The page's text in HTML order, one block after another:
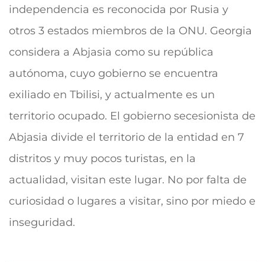
independencia es reconocida por Rusia y
otros 3 estados miembros de la ONU. Georgia
considera a Abjasia como su república
autónoma, cuyo gobierno se encuentra
exiliado en Tbilisi, y actualmente es un
territorio ocupado. El gobierno secesionista de
Abjasia divide el territorio de la entidad en 7
distritos y muy pocos turistas, en la
actualidad, visitan este lugar. No por falta de
curiosidad o lugares a visitar, sino por miedo e
inseguridad.